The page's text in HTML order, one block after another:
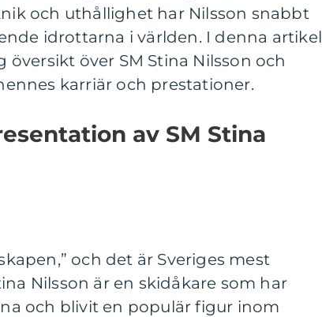
och uthållighet har Nilsson snabbt
idrottarna i världen. I denna artikel
över SM Stina Nilsson och
karriär och prestationer.
av SM Stina
och det är Sveriges mest
Nilsson är en skidåkare som har
och blivit en populär figur inom